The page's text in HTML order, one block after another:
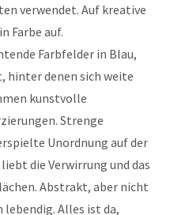
verwendet. Auf kreative
Farbe auf.
Farbfelder in Blau,
hinter denen sich weite
kunstvolle
Strenge
Unordnung auf der
die Verwirrung und das
Abstrakt, aber nicht
Alles ist da,